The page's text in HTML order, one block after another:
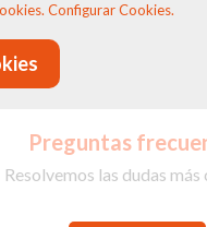
Preguntas
Resolvemos las dudas más
Configurar Cookies.